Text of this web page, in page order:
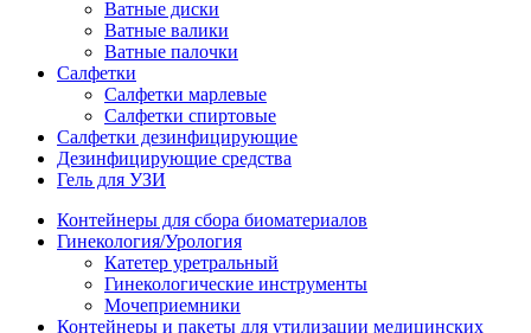
Ватные диски
Ватные валики
Ватные палочки
Салфетки
Салфетки марлевые
Салфетки спиртовые
Салфетки дезинфицирующие
Дезинфицирующие средства
Гель для УЗИ
Контейнеры для сбора биоматериалов
Гинекология/Урология
Катетер уретральный
Гинекологические инструменты
Мочеприемники
Контейнеры и пакеты для утилизации медицинских